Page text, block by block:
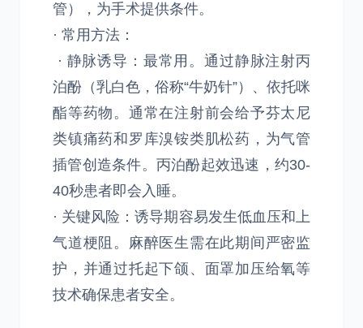
管），为手术提供条件。
· 常用方法：
· 静脉诱导：最常用。通过静脉注射丙
泊酚（乳白色，俗称“牛奶针”）、依托咪
酯等药物。通常在注射前会给予芬太尼
类镇痛药和罗库溴铵类肌松药，为气管
插管创造条件。丙泊酚起效迅速，约30-
40秒患者即会入睡。
· 关键风险：诱导期容易发生低血压和上
气道梗阻。麻醉医生需在此期间严密监
护，并通过托起下颌、面罩加压给氧等
技术确保患者安全。